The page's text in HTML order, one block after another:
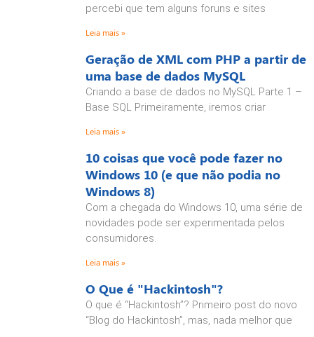
percebi que tem alguns foruns e sites
Leia mais »
Geração de XML com PHP a partir de
uma base de dados MySQL
Criando a base de dados no MySQL Parte 1 –
Base SQL Primeiramente, iremos criar
Leia mais »
10 coisas que você pode fazer no
Windows 10 (e que não podia no
Windows 8)
Com a chegada do Windows 10, uma série de
novidades pode ser experimentada pelos
consumidores.
Leia mais »
O Que é "Hackintosh"?
O que é “Hackintosh”? Primeiro post do novo
“Blog do Hackintosh”, mas, nada melhor que